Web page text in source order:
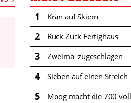
1 Kran auf Skiern
2 Ruck Zuck Fertighaus
3 Zweimal zugeschlagen
4 Sieben auf einen Streich
5 Moog macht die 700 voll